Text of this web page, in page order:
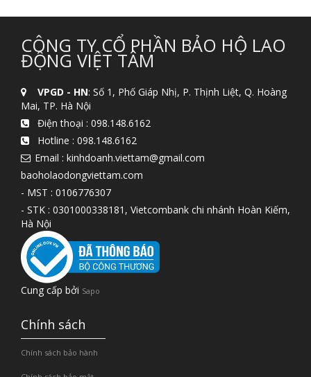
CÔNG TY CỔ PHẦN BẢO HỘ LAO
ĐỘNG VIỆT TÂM
VPGD - HN: Số 1, Phố Giáp Nhị, P. Thịnh Liệt, Q. Hoàng
Mai, TP. Hà Nội
Điện thoại : 098.148.6162
Hotline : 098.148.6162
Email : kinhdoanh.viettam@gmail.com
baoholaodongviettam.com
- MST : 0106776307
- STK : 0301000338181, Vietcombank chi nhánh Hoàn Kiếm,
Hà Nội
Cung cấp bởi Sapo
Chính sách
Chính sách bảo hành